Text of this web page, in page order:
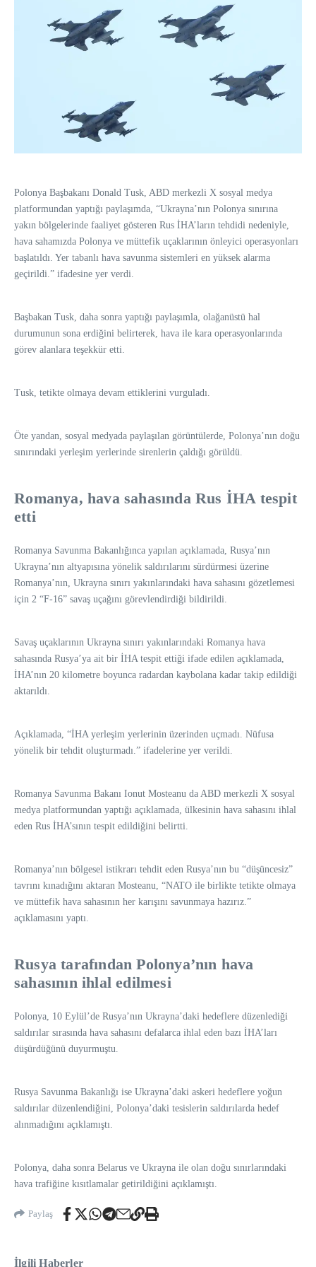
Polonya Başbakanı Donald Tusk, ABD merkezli X sosyal medya
platformundan yaptığı paylaşımda, “Ukrayna’nın Polonya sınırına
yakın bölgelerinde faaliyet gösteren Rus İHA’ların tehdidi nedeniyle,
hava sahamızda Polonya ve müttefik uçaklarının önleyici operasyonları
başlatıldı. Yer tabanlı hava savunma sistemleri en yüksek alarma
geçirildi.” ifadesine yer verdi.
Başbakan Tusk, daha sonra yaptığı paylaşımla, olağanüstü hal
durumunun sona erdiğini belirterek, hava ile kara operasyonlarında
görev alanlara teşekkür etti.
Tusk, tetikte olmaya devam ettiklerini vurguladı.
Öte yandan, sosyal medyada paylaşılan görüntülerde, Polonya’nın doğu
sınırındaki yerleşim yerlerinde sirenlerin çaldığı görüldü.
⁠Romanya, hava sahasında Rus İHA tespit
etti
Romanya Savunma Bakanlığınca yapılan açıklamada, Rusya’nın
Ukrayna’nın altyapısına yönelik saldırılarını sürdürmesi üzerine
Romanya’nın, Ukrayna sınırı yakınlarındaki hava sahasını gözetlemesi
için 2 “F-16” savaş uçağını görevlendirdiği bildirildi.
Savaş uçaklarının Ukrayna sınırı yakınlarındaki Romanya hava
sahasında Rusya’ya ait bir İHA tespit ettiği ifade edilen açıklamada,
İHA’nın 20 kilometre boyunca radardan kaybolana kadar takip edildiği
aktarıldı.
Açıklamada, “İHA yerleşim yerlerinin üzerinden uçmadı. Nüfusa
yönelik bir tehdit oluşturmadı.” ifadelerine yer verildi.
Romanya Savunma Bakanı Ionut Mosteanu da ABD merkezli X sosyal
medya platformundan yaptığı açıklamada, ülkesinin hava sahasını ihlal
eden Rus İHA’sının tespit edildiğini belirtti.
Romanya’nın bölgesel istikrarı tehdit eden Rusya’nın bu “düşüncesiz”
tavrını kınadığını aktaran Mosteanu, “NATO ile birlikte tetikte olmaya
ve müttefik hava sahasının her karışını savunmaya hazırız.”
açıklamasını yaptı.
Rusya tarafından Polonya’nın hava
sahasının ihlal edilmesi
Polonya, 10 Eylül’de Rusya’nın Ukrayna’daki hedeflere düzenlediği
saldırılar sırasında hava sahasını defalarca ihlal eden bazı İHA’ları
düşürdüğünü duyurmuştu.
Rusya Savunma Bakanlığı ise Ukrayna’daki askeri hedeflere yoğun
saldırılar düzenlendiğini, Polonya’daki tesislerin saldırılarda hedef
alınmadığını açıklamıştı.
Polonya, daha sonra Belarus ve Ukrayna ile olan doğu sınırlarındaki
hava trafiğine kısıtlamalar getirildiğini açıklamıştı.
Paylaş
İlgili Haberler